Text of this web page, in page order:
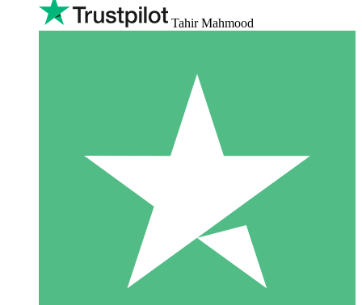
Tahir Mahmood